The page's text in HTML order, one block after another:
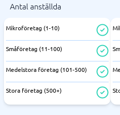
Antal anställda
Mikroföretag (1-10)
Småföretag (11-100)
Medelstora företag (101-500)
Stora företag (500+)